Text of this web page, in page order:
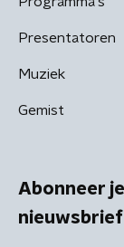
Presentatoren
Muziek
Gemist
Abonneer
nieuwsbrief